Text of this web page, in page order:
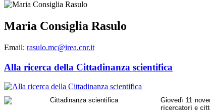
Maria Consiglia Rasulo
Email: rasulo.mc@irea.cnr.it
Alla ricerca della Cittadinanza scientifica
Giovedì 11
ricercatori e